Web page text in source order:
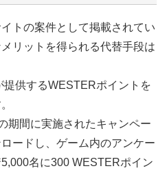
トの案件として掲載されてい
リットを得られる代替手段は
供するWESTERポイントを
期間に実施されたキャンペー
ードし、ゲーム内のアンケー
名に300 WESTERポイン